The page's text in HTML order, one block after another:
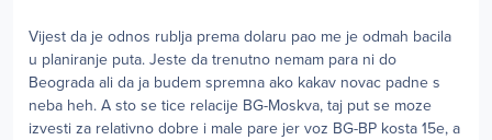
Vijest da je odnos rublja prema dolaru pao me je odmah bacila
u planiranje puta. Jeste da trenutno nemam para ni do
Beograda ali da ja budem spremna ako kakav novac padne s
neba heh. A sto se tice relacije BG-Moskva, taj put se moze
izvesti za relativno dobre i male pare jer voz BG-BP kosta 15e, a